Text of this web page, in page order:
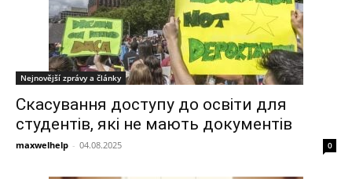
Nejnovější zprávy a články
Скасування доступу до освіти для
студентів, які не мають документів
maxwelhelp - 04.08.2025 0